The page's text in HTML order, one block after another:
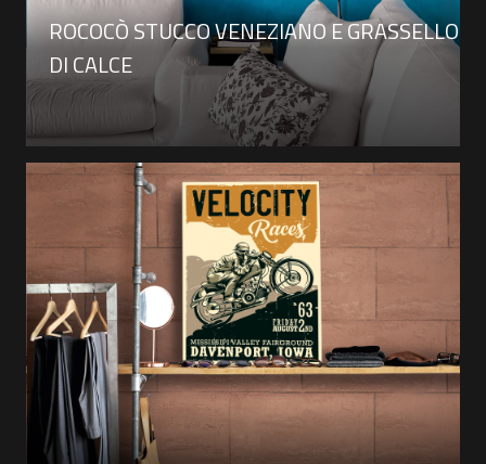
ROCOCÒ STUCCO VENEZIANO E GRASSELLO
DI CALCE